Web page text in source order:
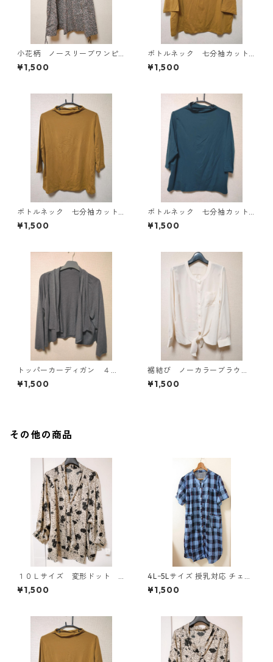
小花柄 ノースリーブワンピ
ース ４Ｌ ブラック KAE-
4819
¥1,500
ボトルネック 七分袖カット
ソー ４Ｌ マスタード KA
E-4818
¥1,500
ボトルネック 七分袖カット
ソー ４Ｌ マスタード KA
E-4816
¥1,500
ボトルネック 七分袖カット
ソー ４Ｌ ティールグリー
ン KAE-4815
¥1,500
トッパーカーディガン ４
Ｌ グレー KAE-4814
¥1,500
裾結び ノーカラーブラウ
ス ３Ｌ アイボリー KAE-
4813
¥1,500
その他の商品
１０Ｌサイズ 変形ドット
花柄 ボウタイブラウス オ
フホワイト KAE-4775
¥1,500
4Lｰ5Lサイズ 授乳対応 チェッ
ク柄 半袖ルームウェア マタニ
ティ ブルー系/グレー ◆KIY-1
¥1,500